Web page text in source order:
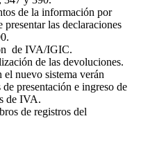
de la información por
las declaraciones
de IVA/IGIC.
de las devoluciones.
nuevo sistema verán
presentación e ingreso de
de IVA.
de registros del